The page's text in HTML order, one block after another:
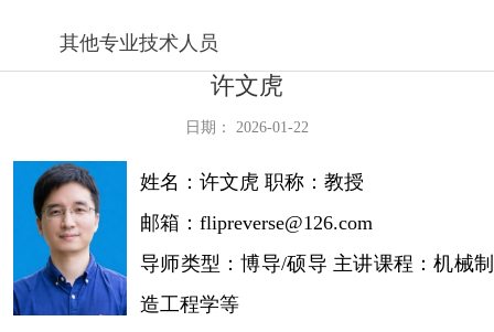
其他专业技术人员
许文虎
日期： 2026-01-22
姓名：许文虎 职称：教授
邮箱：flipreverse@126.com
导师类型：博导/硕导 主讲课程：机械制
造工程学等